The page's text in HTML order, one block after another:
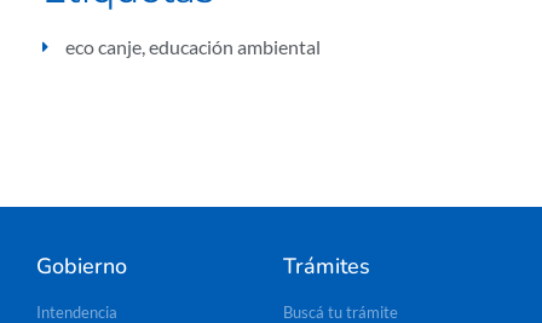
eco canje educación ambiental
Gobierno
Intendencia
Trámites
Buscá tu trámite